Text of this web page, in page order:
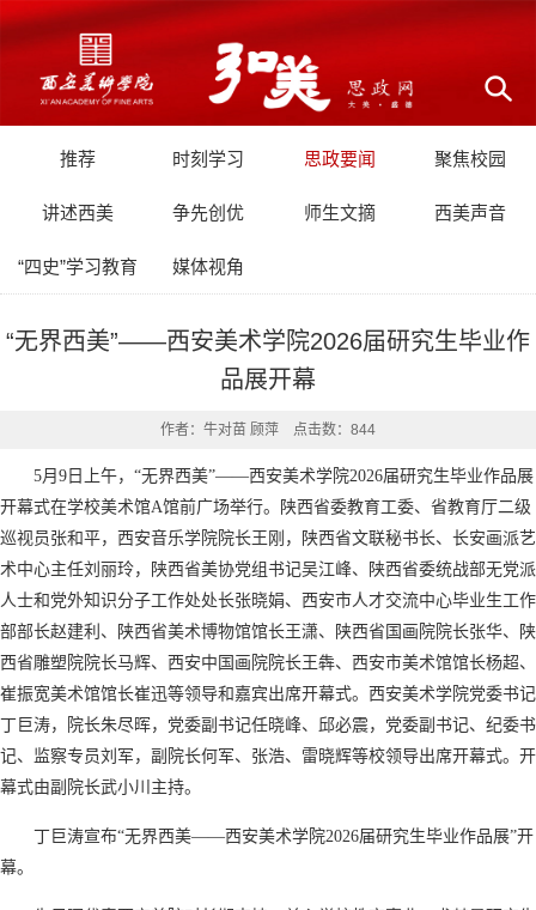
推荐 时刻学习 思政要闻 聚焦校园
讲述西美 争先创优 师生文摘 西美声音
“四史”学习教育 媒体视角
“无界西美”——西安美术学院2026届研究生毕业作
品展开幕
作者：牛对苗 顾萍 点击数： 844
5月9日上午，“无界西美”——西安美术学院2026届研究生毕业作品展
开幕式在学校美术馆A馆前广场举行。陕西省委教育工委、省教育厅二级
巡视员张和平，西安音乐学院院长王刚，陕西省文联秘书长、长安画派艺
术中心主任刘丽玲，陕西省美协党组书记吴江峰、陕西省委统战部无党派
人士和党外知识分子工作处处长张晓娟、西安市人才交流中心毕业生工作
部部长赵建利、陕西省美术博物馆馆长王潇、陕西省国画院院长张华、陕
西省雕塑院院长马辉、西安中国画院院长王犇、西安市美术馆馆长杨超、
崔振宽美术馆馆长崔迅等领导和嘉宾出席开幕式。西安美术学院党委书记
丁巨涛，院长朱尽晖，党委副书记任晓峰、邱必震，党委副书记、纪委书
记、监察专员刘军，副院长何军、张浩、雷晓辉等校领导出席开幕式。开
幕式由副院长武小川主持。
丁巨涛宣布“无界西美——西安美术学院2026届研究生毕业作品展”开
幕。